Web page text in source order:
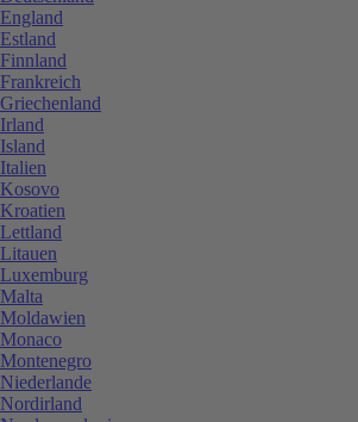
England
Estland
Finnland
Frankreich
Griechenland
Irland
Island
Italien
Kosovo
Kroatien
Lettland
Litauen
Luxemburg
Malta
Moldawien
Monaco
Montenegro
Niederlande
Nordirland